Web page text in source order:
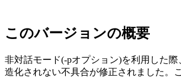
このバージョンの概要
非対話モード(-pオプション)を利用した
造化されない不具合が修正されました。